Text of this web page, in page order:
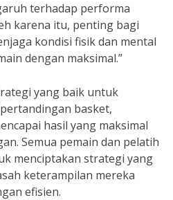
terhadap performa
karena itu, penting bagi
kondisi fisik dan mental
dengan maksimal.”
yang baik untuk
basket,
hasil yang maksimal
Semua pemain dan pelatih
menciptakan strategi yang
keterampilan mereka
efisien.